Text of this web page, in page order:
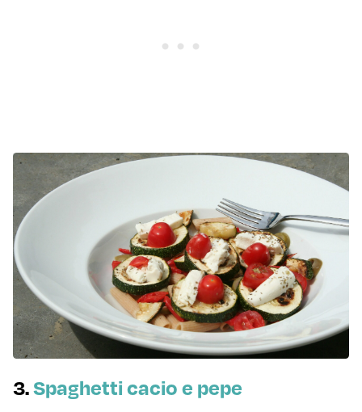
3.Spaghetti cacio e pepe